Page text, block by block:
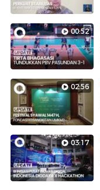
00:52
02:56
03:17